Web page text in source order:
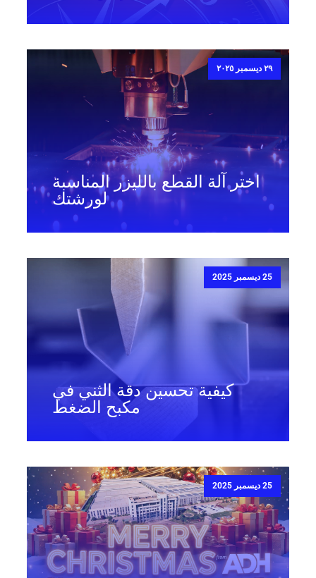
٢٩ ديسمبر ٢٠٢٥
اختر آلة القطع بالليزر المناسبة
لورشتك
25 ديسمبر 2025
كيفية تحسين دقة الثني في
مكبح الضغط
25 ديسمبر 2025